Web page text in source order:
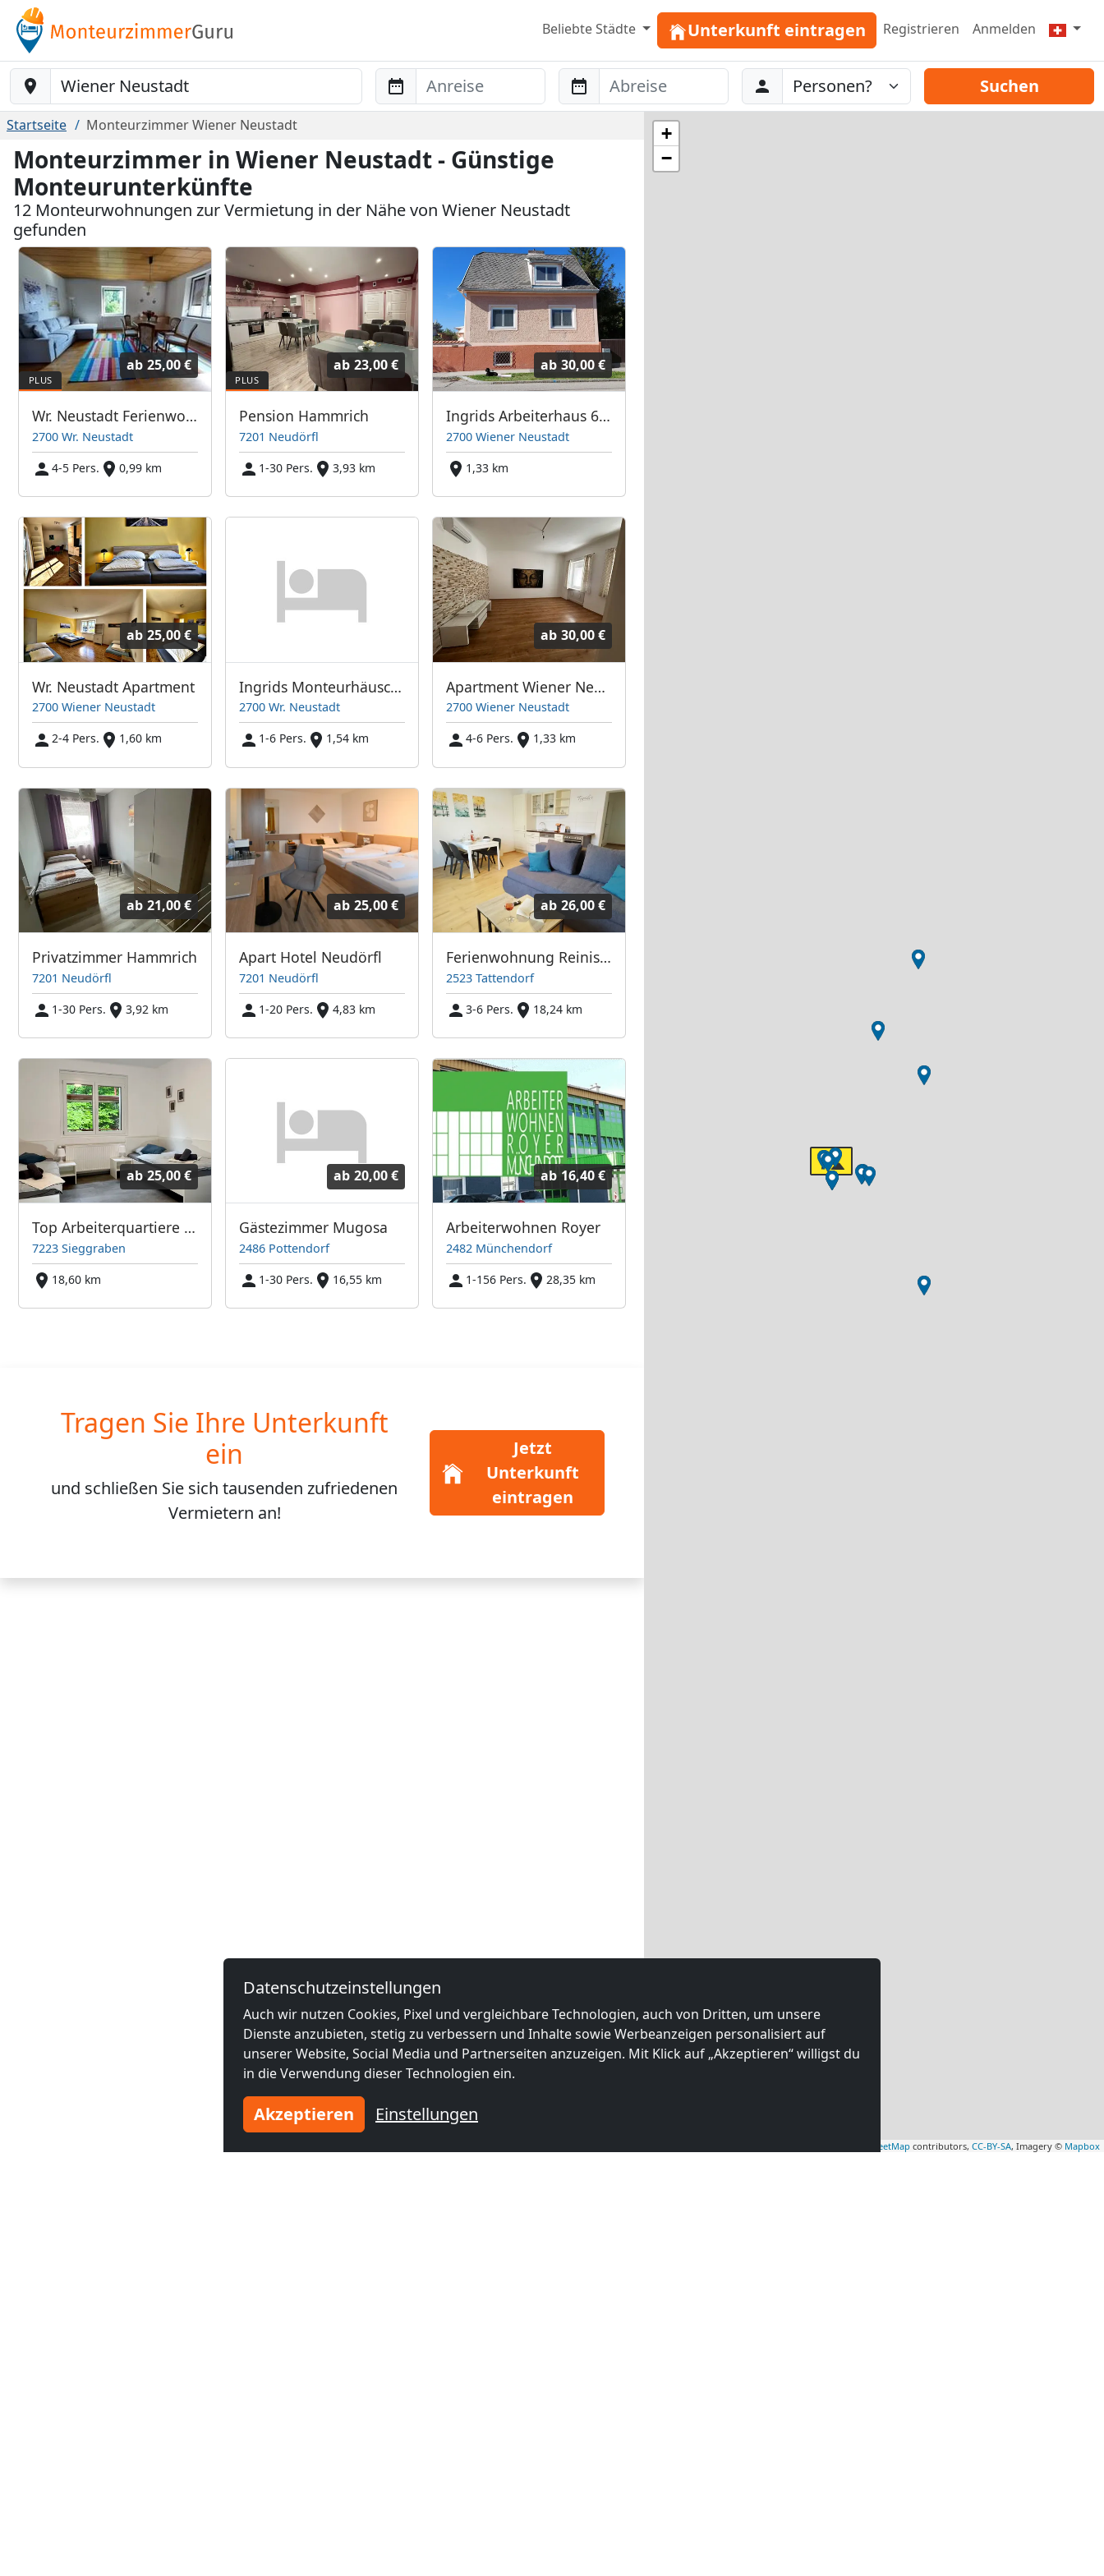
Beliebte Städte Unterkunft eintragen Registrieren Anmelden
Baustelle-Location Anreise Abreise Abreise
Personen Suchen
Startseite Monteurzimmer Wiener Neustadt
Monteurzimmer in Wiener Neustadt - Günstige
Monteurunterkünfte
12 Monteurwohnungen zur Vermietung in der Nähe von Wiener Neustadt
gefunden
ab 25,00 €
Wr. Neustadt Ferienwohnung
2700 Wr. Neustadt
4-5 Pers.
0,99 km
ab 23,00 €
Pension Hammrich
7201 Neudörfl
1-30 Pers.
3,93 km
ab 30,00 €
Ingrids Arbeiterhaus 6 Einzelzimmer
2700 Wiener Neustadt
1,33 km
ab 25,00 €
Wr. Neustadt Apartment
2700 Wiener Neustadt
2-4 Pers.
1,60 km
Ingrids Monteurhäuschen
2700 Wr. Neustadt
1-6 Pers.
1,54 km
ab 30,00 €
Apartment Wiener Neustadt
2700 Wiener Neustadt
4-6 Pers.
1,33 km
ab 21,00 €
Privatzimmer Hammrich
7201 Neudörfl
1-30 Pers.
3,92 km
ab 25,00 €
Apart Hotel Neudörfl
7201 Neudörfl
1-20 Pers.
4,83 km
ab 26,00 €
Ferienwohnung Reinisch
2523 Tattendorf
3-6 Pers.
18,24 km
ab 25,00 €
Top Arbeiterquartiere inkl. Terrassennutzung (28 Betten)
7223 Sieggraben
18,60 km
ab 20,00 €
Gästezimmer Mugosa
2486 Pottendorf
1-30 Pers.
16,55 km
ab 16,40 €
Arbeiterwohnen Royer
2482 Münchendorf
1-156 Pers.
28,35 km
Tragen Sie Ihre Unterkunft
ein
und schließen Sie sichtausenden zufriedenen
Vermietern an!
Jetzt
Unterkunft
eintragen
+
−
OpenStreetMap contributors, CC-BY-SA, Imagery © Mapbox
Datenschutzeinstellungen
Auch wir nutzen Cookies, Pixel und vergleichbare Technologien, auch von Dritten, um unsere
Dienste anzubieten, stetig zu verbessern und Inhalte sowie Werbeanzeigen personalisiert auf
unserer Website, Social Media und Partnerseiten anzuzeigen. Mit Klick auf „Akzeptieren“ willigst du
in die Verwendung dieser Technologien ein.
Akzeptieren Einstellungen